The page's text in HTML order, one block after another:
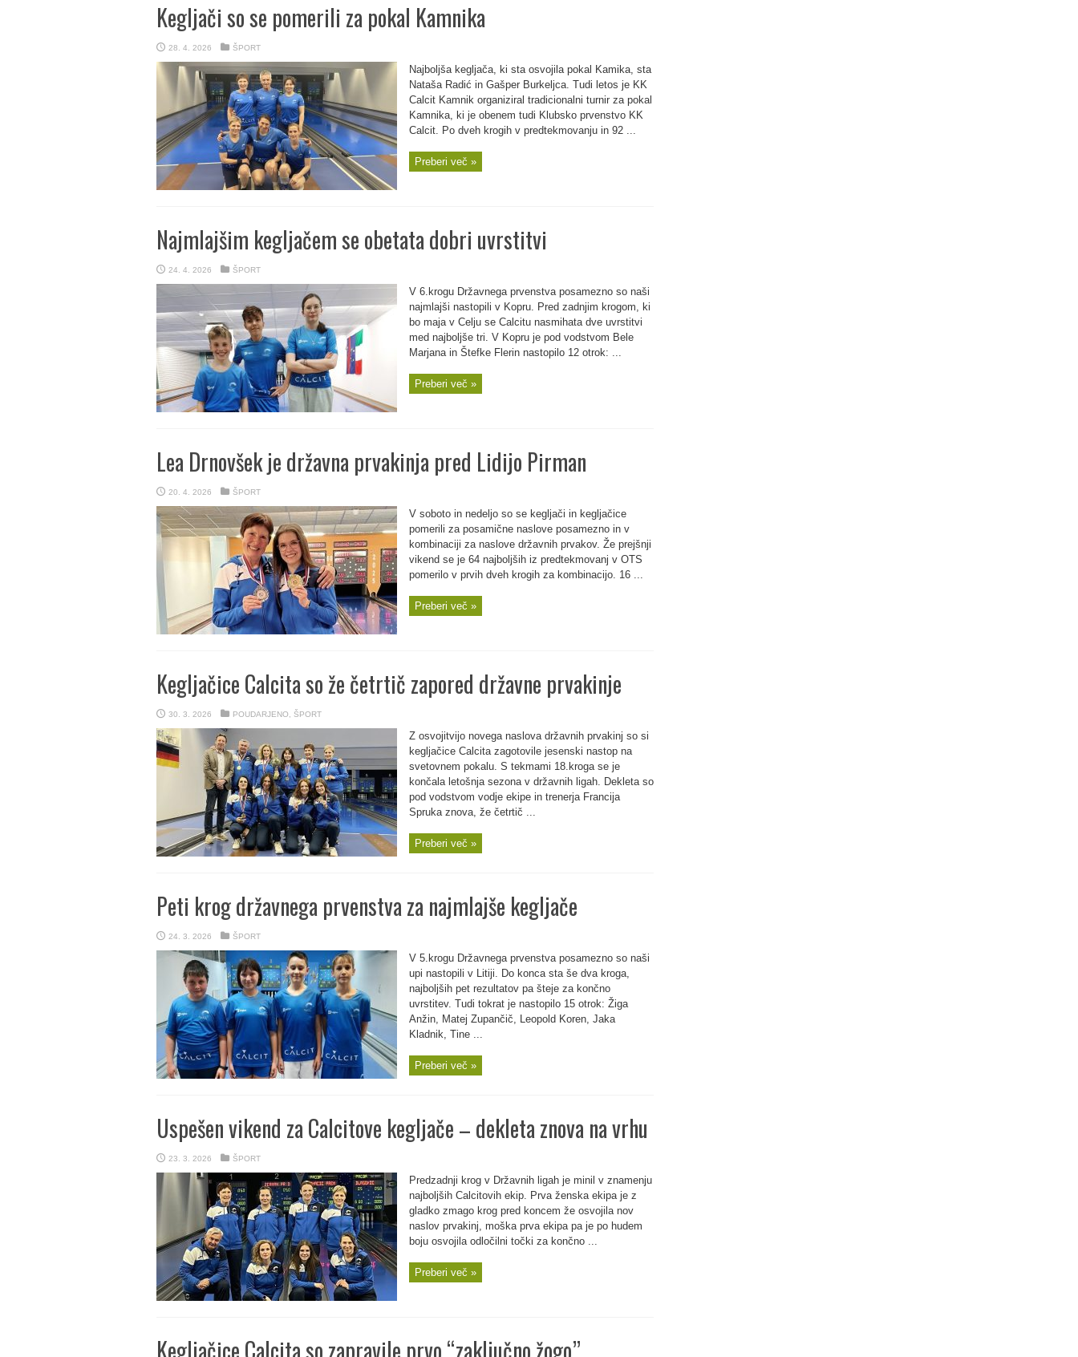
Kegljači so se pomerili za pokal Kamnika
28. 4. 2026 ŠPORT
Najboljša kegljača, ki sta osvojila pokal Kamika, sta
Nataša Radić in Gašper Burkeljca. Tudi letos je KK
Calcit Kamnik organiziral tradicionalni turnir za pokal
Kamnika, ki je obenem tudi Klubsko prvenstvo KK
Calcit. Po dveh krogih v predtekmovanju in 92 ...
Preberi več »
Najmlajšim kegljačem se obetata dobri uvrstitvi
24. 4. 2026 ŠPORT
V 6.krogu Državnega prvenstva posamezno so naši
najmlajši nastopili v Kopru. Pred zadnjim krogom, ki
bo maja v Celju se Calcitu nasmihata dve uvrstitvi
med najboljše tri. V Kopru je pod vodstvom Bele
Marjana in Štefke Flerin nastopilo 12 otrok: ...
Preberi več »
Lea Drnovšek je državna prvakinja pred Lidijo Pirman
20. 4. 2026 ŠPORT
V soboto in nedeljo so se kegljači in kegljačice
pomerili za posamične naslove posamezno in v
kombinaciji za naslove državnih prvakov. Že prejšnji
vikend se je 64 najboljših iz predtekmovanj v OTS
pomerilo v prvih dveh krogih za kombinacijo. 16 ...
Preberi več »
Kegljačice Calcita so že četrtič zapored državne prvakinje
30. 3. 2026 POUDARJENO ŠPORT
Z osvojitvijo novega naslova državnih prvakinj so si
kegljačice Calcita zagotovile jesenski nastop na
svetovnem pokalu. S tekmami 18.kroga se je
končala letošnja sezona v državnih ligah. Dekleta so
pod vodstvom vodje ekipe in trenerja Francija
Spruka znova, že četrtič ...
Preberi več »
Peti krog državnega prvenstva za najmlajše kegljače
24. 3. 2026 ŠPORT
V 5.krogu Državnega prvenstva posamezno so naši
upi nastopili v Litiji. Do konca sta še dva kroga,
najboljših pet rezultatov pa šteje za končno
uvrstitev. Tudi tokrat je nastopilo 15 otrok: Žiga
Anžin, Matej Zupančič, Leopold Koren, Jaka
Kladnik, Tine ...
Preberi več »
Uspešen vikend za Calcitove kegljače – dekleta znova na vrhu
23. 3. 2026 ŠPORT
Predzadnji krog v Državnih ligah je minil v znamenju
najboljših Calcitovih ekip. Prva ženska ekipa je z
gladko zmago krog pred koncem že osvojila nov
naslov prvakinj, moška prva ekipa pa je po hudem
boju osvojila odločilni točki za končno ...
Preberi več »
Kegljačice Calcita so zapravile prvo “zaključno žogo”